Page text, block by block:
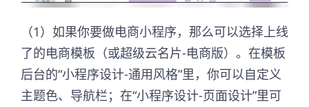
（1）如果你要做电商小程序，那么可以选择上线
了的电商模板（或超级云名片-电商版）。在模板
后台的“小程序设计-通用风格”里，你可以自定义
主题色、导航栏；在“小程序设计-页面设计”里可